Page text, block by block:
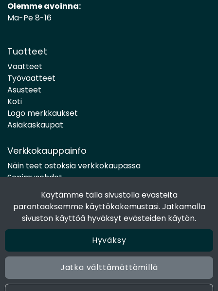
Käytämme tällä sivustolla evästeitä
parantaaksemme käyttökokemustasi. Jatkamalla
sivuston käyttöä hyväksyt evästeiden käytön.
Hyväksy
Jatka välttämättömillä
Olemme avoinna:
Ma-Pe 8-16
Tuotteet
Vaatteet
Työvaatteet
Asusteet
Koti
Logo merkkaukset
Asiakaskaupat
Verkkokauppainfo
Näin teet ostoksia verkkokaupassa
Sopimusehdot
Toimitustavat
Maksutavat
Tietosuojaseloste
Seuraa sosiaalisessa mediassa
Facebook
Instagram